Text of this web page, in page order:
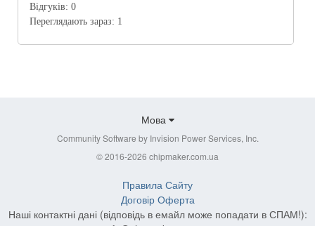
Відгуків: 0
Переглядають зараз: 1
Мова
Community Software by Invision Power Services, Inc.
© 2016-2026 chipmaker.com.ua
Правила Сайту
Договір Оферта
Наші контактні дані (відповідь в емайл може попадати в СПАМ!):